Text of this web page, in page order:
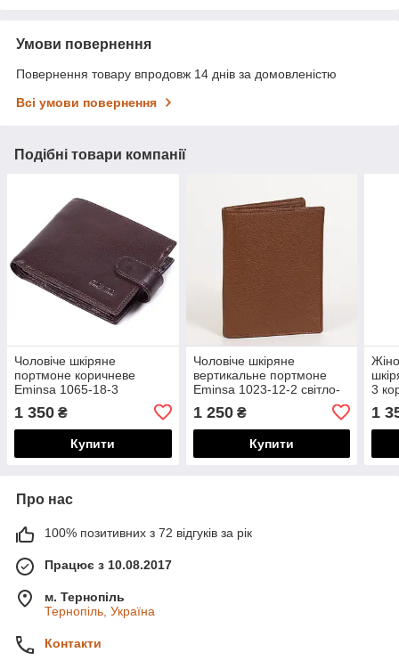
Умови повернення
Повернення товару впродовж 14 днів за домовленістю
Всі умови повернення
Подібні товари компанії
Чоловіче шкіряне
портмоне коричневе
Eminsa 1065-18-3
1 350 ₴
Купити
Чоловіче шкіряне
вертикальне портмоне
Eminsa 1023-12-2 світло-
1 250₴
Купити
3
1
Про нас
100% позитивних з 72 відгуків за рік
Працює з 10.08.2017
м. Тернопіль
Тернопіль, Україна
Контакти